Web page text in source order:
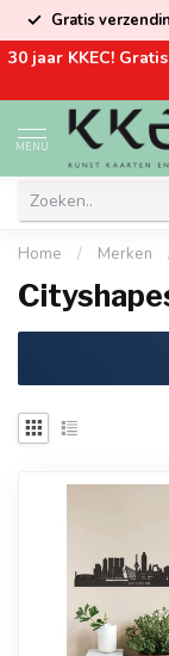
Gratis
30 jaar KKEC!
MENU
Home / Merken